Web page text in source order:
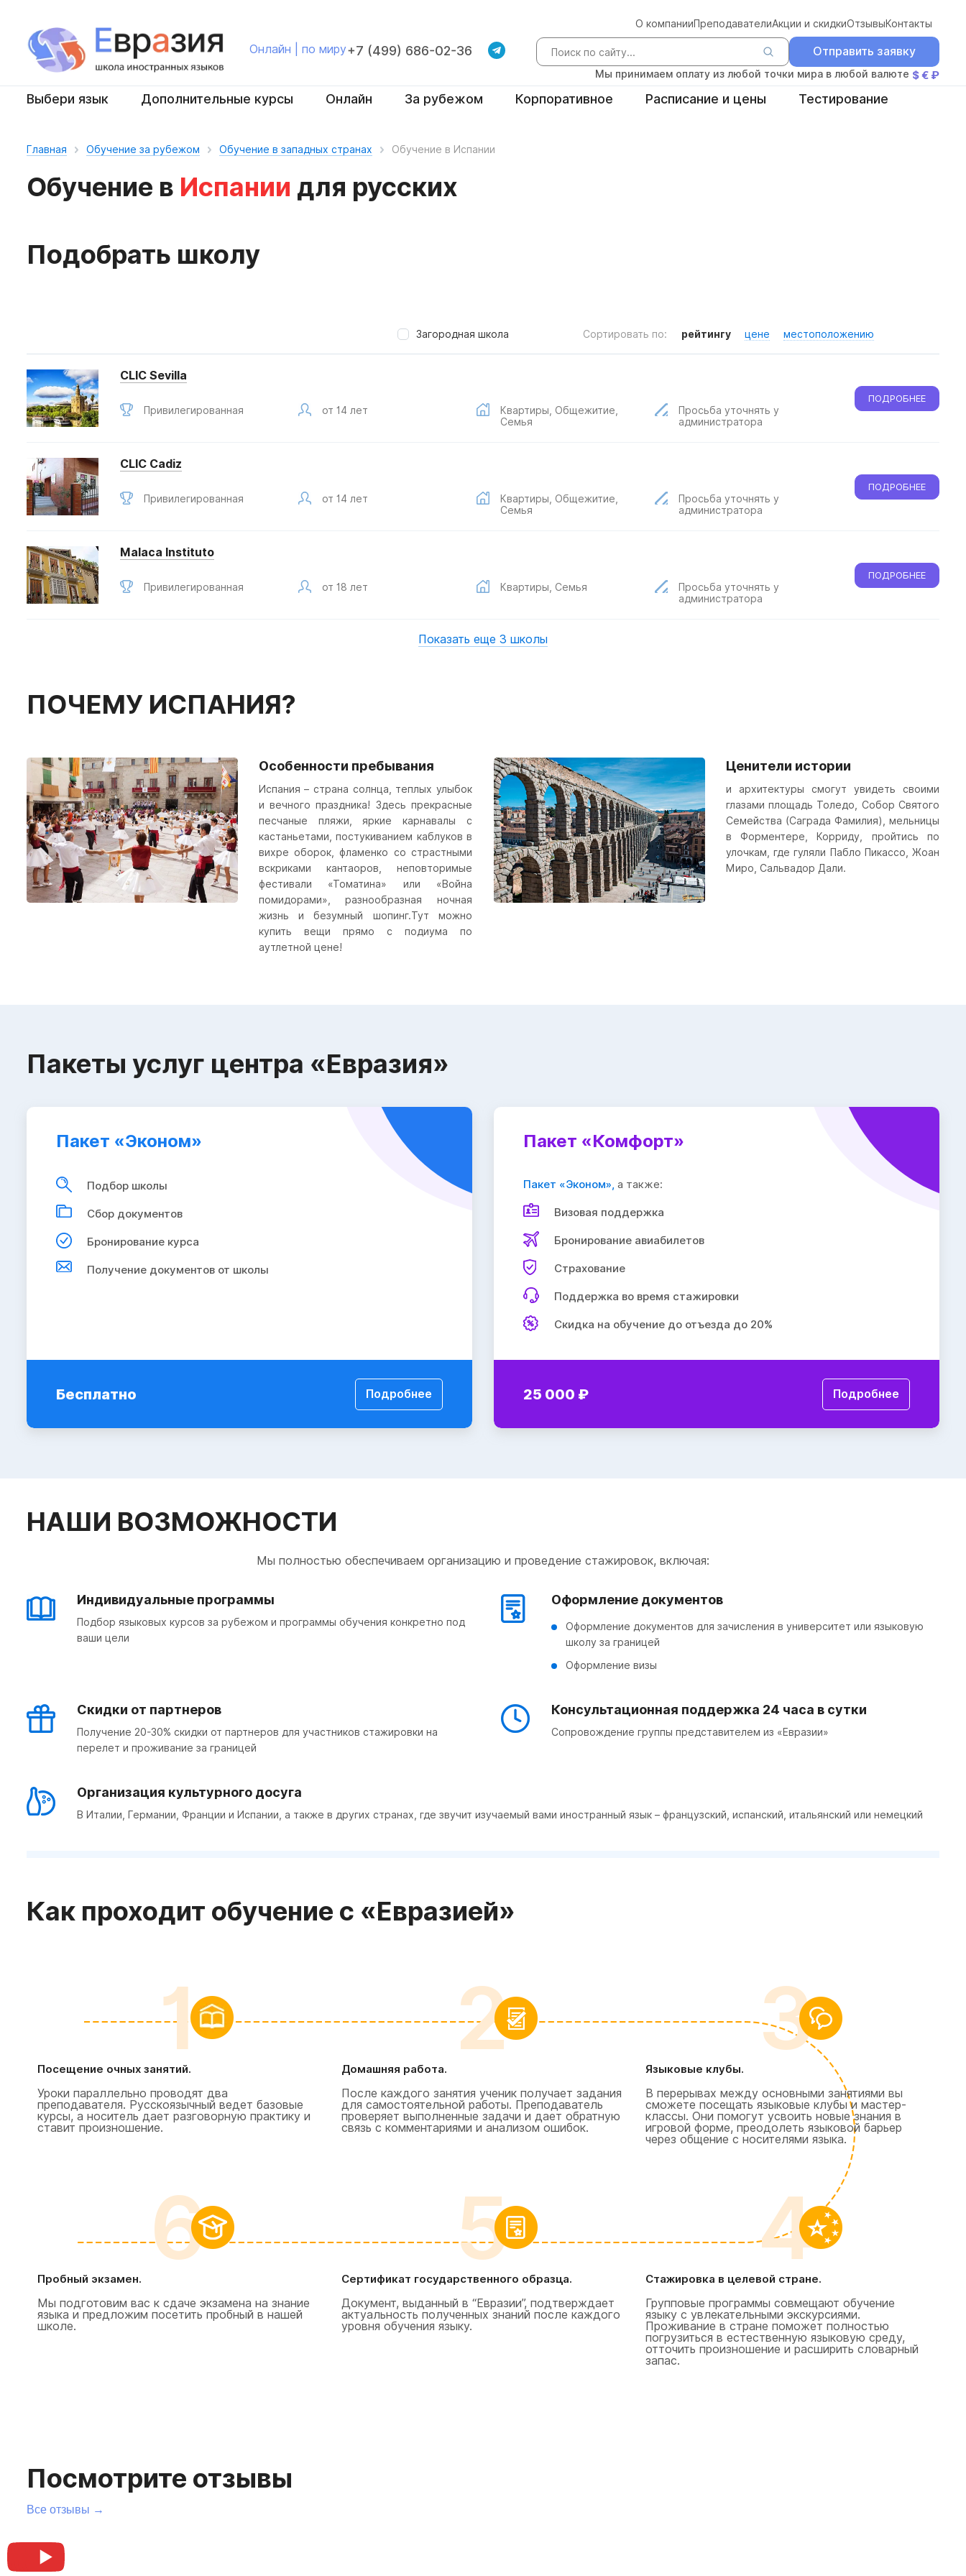
Онлайн | по миру
О компанииПреподавателиАкции и скидкиОтзывыКонтакты
+7 (499) 686-02-36 Отправить заявку
Мы принимаем оплату из любой точки мира в любой валюте $ € ₽
Выбери язык Дополнительные курсы Онлайн За рубежом Корпоративное Расписание и цены Тестирование
Главная Обучение за рубежом Обучение в западных странах Обучение в Испании
Обучение в Испании для русских
Подобрать школу
Загородная школа Сортировать по: рейтингу цене местоположению
CLIC Sevilla
Привилегированная от 14 лет
Квартиры, Общежитие,
Семья
Просьба уточнять у
администратора
ПОДРОБНЕЕ
CLIC Cadiz
Привилегированная от 14 лет
Квартиры, Общежитие,
Семья
Просьба уточнять у
администратора
ПОДРОБНЕЕ
Malaca Instituto
Привилегированная от 18 лет Квартиры, Семья
Просьба уточнять у
администратора
ПОДРОБНЕЕ
Показать еще 3 школы
ПОЧЕМУ ИСПАНИЯ?
Особенности пребывания
Испания – страна солнца, теплых улыбок
и вечного праздника! Здесь прекрасные
песчаные пляжи, яркие карнавалы с
кастаньетами, постукиванием каблуков в
вихре оборок, фламенко со страстными
вскриками кантаоров, неповторимые
фестивали «Томатина» или «Война
помидорами», разнообразная ночная
жизнь и безумный шопинг.Тут можно
купить вещи прямо с подиума по
аутлетной цене!
Ценители истории
и архитектуры смогут увидеть своими
глазами площадь Толедо, Собор Святого
Семейства (Саграда Фамилия), мельницы
в Форментере, Корриду, пройтись по
улочкам, где гуляли Пабло Пикассо, Жоан
Миро, Сальвадор Дали.
Пакеты услуг центра «Евразия»
Пакет «Эконом»
Подбор школы
Сбор документов
Бронирование курса
Получение документов от школы
Бесплатно Подробнее
Пакет «Комфорт»
Пакет «Эконом», а также:
Визовая поддержка
Бронирование авиабилетов
Страхование
Поддержка во время стажировки
Скидка на обучение до отъезда до 20%
25 000 ₽ Подробнее
НАШИ ВОЗМОЖНОСТИ
Мы полностью обеспечиваем организацию и проведение стажировок, включая:
Индивидуальные программы
Подбор языковых курсов за рубежом и программы обучения конкретно под
ваши цели
Оформление документов
Оформление документов для зачисления в университет или языковую
школу за границей
Оформление визы
Скидки от партнеров
Получение 20-30% скидки от партнеров для участников стажировки на
перелет и проживание за границей
Консультационная поддержка 24 часа в сутки
Сопровождение группы представителем из «Евразии»
Организация культурного досуга
В Италии, Германии, Франции и Испании, а также в других странах, где звучит изучаемый вами иностранный язык – французский, испанский, итальянский или немецкий
Как проходит обучение с «Евразией»
1
Посещение очных занятий.
Уроки параллельно проводят два
преподавателя. Русскоязычный ведет базовые
курсы, а носитель дает разговорную практику и
ставит произношение.
2
Домашняя работа.
После каждого занятия ученик получает задания
для самостоятельной работы. Преподаватель
проверяет выполненные задачи и дает обратную
связь с комментариями и анализом ошибок.
3
Языковые клубы.
В перерывах между основными занятиями вы
сможете посещать языковые клубы и мастер-
классы. Они помогут усвоить новые знания в
игровой форме, преодолеть языковой барьер
через общение с носителями языка.
6
Пробный экзамен.
Мы подготовим вас к сдаче экзамена на знание
языка и предложим посетить пробный в нашей
школе.
5
Сертификат государственного образца.
Документ, выданный в “Евразии”, подтверждает
актуальность полученных знаний после каждого
уровня обучения языку.
4
Стажировка в целевой стране.
Групповые программы совмещают обучение
языку с увлекательными экскурсиями.
Проживание в стране поможет полностью
погрузиться в естественную языковую среду,
отточить произношение и расширить словарный
запас.
Посмотрите отзывы
Все отзывы →